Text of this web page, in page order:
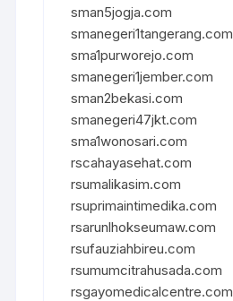
sman5jogja.com
smanegeri1tangerang.com
sma1purworejo.com
smanegeri1jember.com
sman2bekasi.com
smanegeri47jkt.com
sma1wonosari.com
rscahayasehat.com
rsumalikasim.com
rsuprimaintimedika.com
rsarunlhokseumaw.com
rsufauziahbireu.com
rsumumcitrahusada.com
rsgayomedicalcentre.com